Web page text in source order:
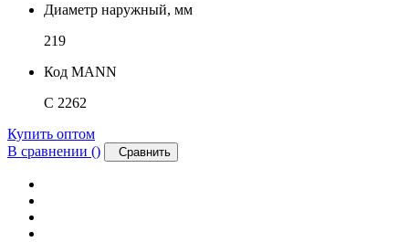
Диаметр наружный, мм
219
Код MANN
C 2262
Купить оптом
В сравнении () Сравнить